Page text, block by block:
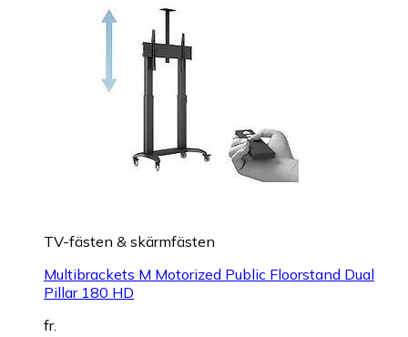
TV-fästen & skärmfästen
Multibrackets M Motorized Public Floorstand Dual
Pillar 180 HD
fr.